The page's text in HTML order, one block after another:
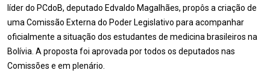
líder do PCdoB, deputado Edvaldo Magalhães, propôs a criação de
uma Comissão Externa do Poder Legislativo para acompanhar
oficialmente a situação dos estudantes de medicina brasileiros na
Bolívia. A proposta foi aprovada por todos os deputados nas
Comissões e em plenário.